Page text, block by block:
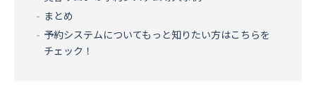
まとめ
予約システムについてもっと知りたい方はこちらを
チェック！